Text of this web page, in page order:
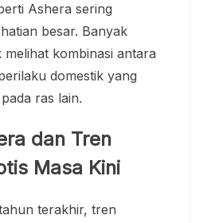
Ashera sering
besar. Banyak
kombinasi antara
domestik yang
ras lain.
dan Tren
Masa Kini
terakhir, tren